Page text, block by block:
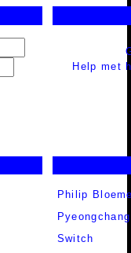
Help met
Philip
Switch